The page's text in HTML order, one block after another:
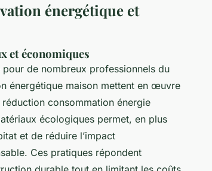
énergétique et
et économiques
de nombreux professionnels du
énergétique maison mettent en œuvre
consommation énergie
écologiques permet, en plus
et de réduire l’impact
Ces pratiques répondent